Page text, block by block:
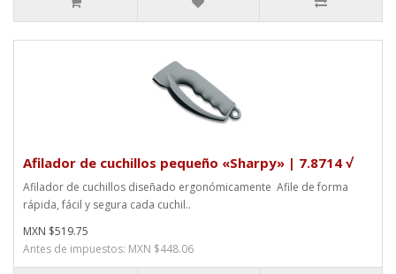
Afilador de cuchillos pequeño «Sharpy» | 7.8714 √
Afilador de cuchillos diseñado ergonómicamente Afile de forma
rápida, fácil y segura cada cuchil..
MXN $519.75
Antes de impuestos: MXN $448.06